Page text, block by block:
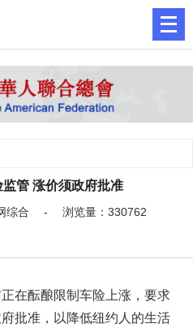
管 涨价须政府批准
网综合 - 浏览量：330762
在酝酿限制车险上涨，要求
批准，以降低纽约人的生活